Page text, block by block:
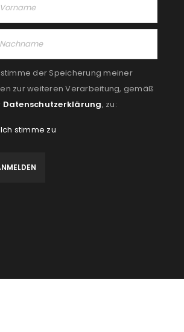
der Speicherung meiner
zur weiteren Verarbeitung, gemäß
Datenschutzerklärung, zu:
Ich stimme zu